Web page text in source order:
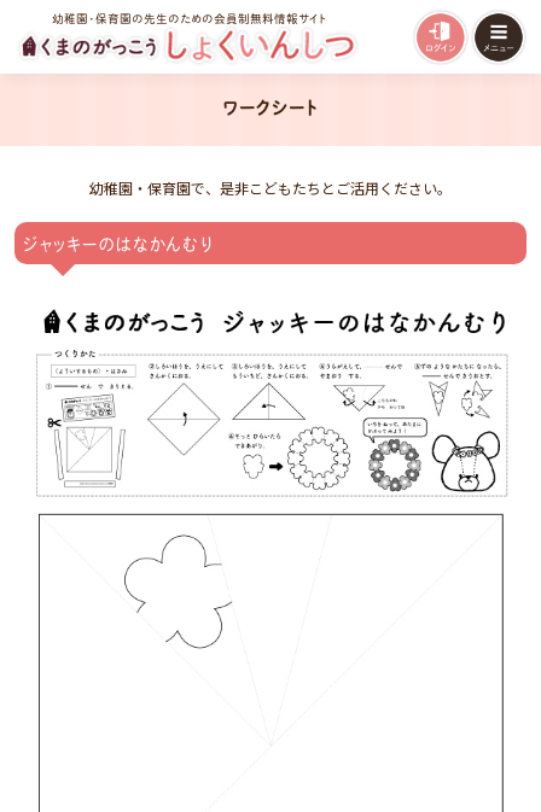
幼稚園・保育園の先生のための会員制無料情報サイト
ワークシート
幼稚園・保育園で、是非こどもたちとご活用ください。
ジャッキーのはなかんむり